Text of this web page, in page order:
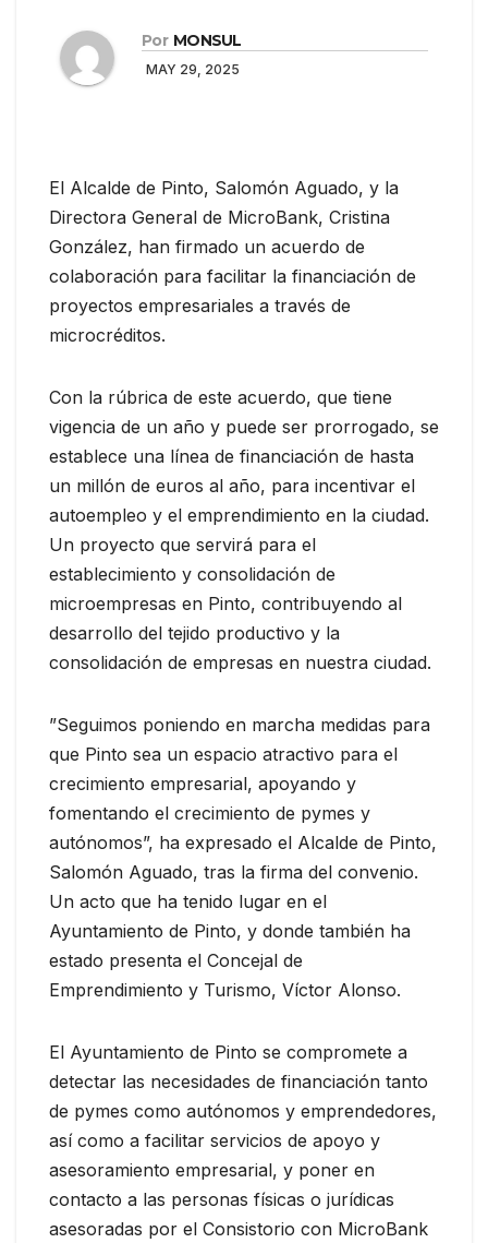
Por MONSUL
MAY 29, 2025
El Alcalde de Pinto, Salomón Aguado, y la
Directora General de MicroBank, Cristina
González, han firmado un acuerdo de
colaboración para facilitar la financiación de
proyectos empresariales a través de
microcréditos.
Con la rúbrica de este acuerdo, que tiene
vigencia de un año y puede ser prorrogado, se
establece una línea de financiación de hasta
un millón de euros al año, para incentivar el
autoempleo y el emprendimiento en la ciudad.
Un proyecto que servirá para el
establecimiento y consolidación de
microempresas en Pinto, contribuyendo al
desarrollo del tejido productivo y la
consolidación de empresas en nuestra ciudad.
”Seguimos poniendo en marcha medidas para
que Pinto sea un espacio atractivo para el
crecimiento empresarial, apoyando y
fomentando el crecimiento de pymes y
autónomos”, ha expresado el Alcalde de Pinto,
Salomón Aguado, tras la firma del convenio.
Un acto que ha tenido lugar en el
Ayuntamiento de Pinto, y donde también ha
estado presenta el Concejal de
Emprendimiento y Turismo, Víctor Alonso.
El Ayuntamiento de Pinto se compromete a
detectar las necesidades de financiación tanto
de pymes como autónomos y emprendedores,
así como a facilitar servicios de apoyo y
asesoramiento empresarial, y poner en
contacto a las personas físicas o jurídicas
asesoradas por el Consistorio con MicroBank